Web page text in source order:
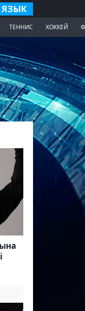
ЯЗЫК
ТЕННИС ХОККЕЙ